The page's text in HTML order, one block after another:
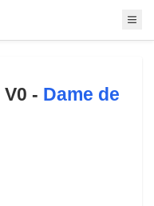
V0 - Dame de